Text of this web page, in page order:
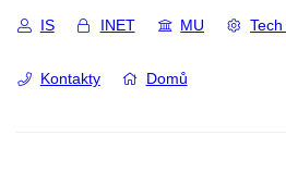
IS INET MU
Kontakty Domů